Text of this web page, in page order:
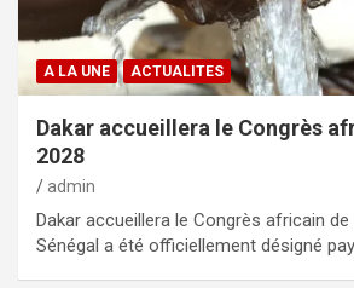
A LA UNE ACTUALITES
Dakar accueillera le Congrès
2028
admin
Dakar accueillera le Congrès africain de
Sénégal a été officiellement désigné